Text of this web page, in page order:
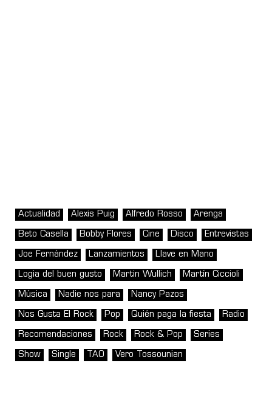
Actualidad Alexis Puig Alfredo Rosso Arenga
Beto Casella Bobby Flores Cine Disco Entrevistas
Joe Fernández Lanzamientos Llave en Mano
Logia del buen gusto Martin Wullich Martín Ciccioli
Música Nadie nos para Nancy Pazos
Nos Gusta El Rock Pop Quién paga la fiesta Radio
Recomendaciones Rock Rock & Pop Series
Show Single TAO Vero Tossounian